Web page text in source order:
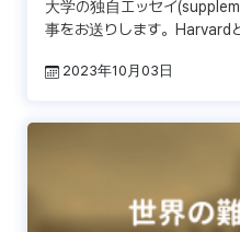
大学の独自エッセイ
事をお送りします。Harvard
2023年10月03日